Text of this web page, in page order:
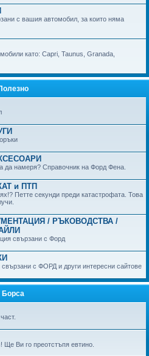
с вашия автомобил, за които няма
като: Capri, Taunus, Granada,
да намеря? Справочник на Форд Фена.
и ПТП
Петте секунди преди катастрофата. Това
/ РЪКОВОДСТВА /
свързани с Форд
с ФОРД и други интересни сайтове
Борса
Ще Ви го преотстъпя евтино.